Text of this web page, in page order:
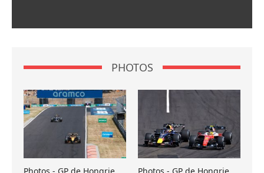
PHOTOS